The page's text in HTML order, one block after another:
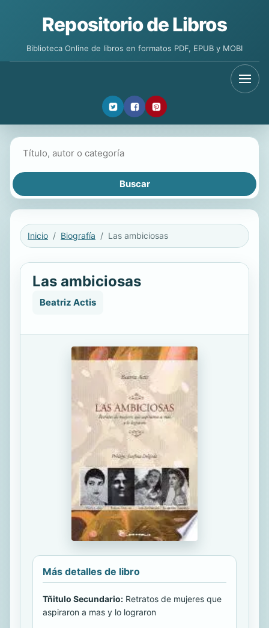
Repositorio de Libros
Biblioteca Online de libros en formatos PDF, EPUB y MOBI
Inicio Biografía Las ambiciosas
Las ambiciosas
Beatriz Actis
Más detalles de libro
Tñitulo Secundario: Retratos de mujeres que
aspiraron a mas y lo lograron